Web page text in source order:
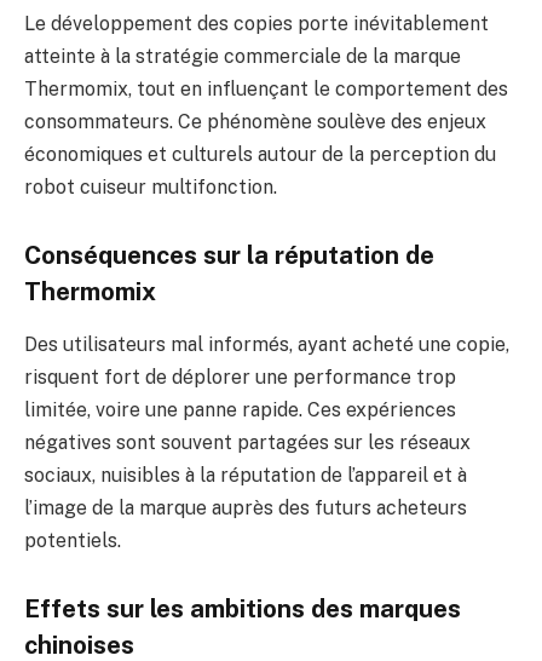
Le développement des copies porte inévitablement
atteinte à la stratégie commerciale de la marque
Thermomix, tout en influençant le comportement des
consommateurs. Ce phénomène soulève des enjeux
économiques et culturels autour de la perception du
robot cuiseur multifonction.
Conséquences sur la réputation de
Thermomix
Des utilisateurs mal informés, ayant acheté une copie,
risquent fort de déplorer une performance trop
limitée, voire une panne rapide. Ces expériences
négatives sont souvent partagées sur les réseaux
sociaux, nuisibles à la réputation de l’appareil et à
l’image de la marque auprès des futurs acheteurs
potentiels.
Effets sur les ambitions des marques
chinoises